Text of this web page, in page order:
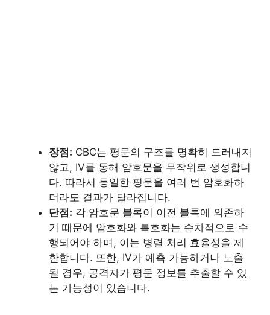
장점: CBC는 평문의 구조를 명확히 드러내지
않고, IV를 통해 암호문을 무작위로 생성합니
다. 따라서 동일한 평문을 여러 번 암호화하
더라도 결과가 달라집니다.
단점: 각 암호문 블록이 이전 블록에 의존하
기 때문에 암호화와 복호화는 순차적으로 수
행되어야 하며, 이는 병렬 처리 효율성을 제
한합니다. 또한, IV가 예측 가능하거나 노출
될 경우, 공격자가 평문 정보를 추출할 수 있
는 가능성이 있습니다.